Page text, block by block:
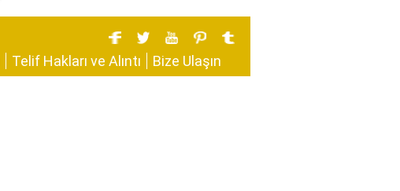
Telif Hakları ve Alıntı Bize Ulaşın